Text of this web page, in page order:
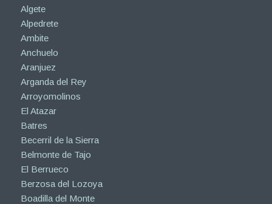
Algete
Alpedrete
Ambite
Anchuelo
Aranjuez
Arganda del Rey
Arroyomolinos
El Atazar
Batres
Becerril de la Sierra
Belmonte de Tajo
El Berrueco
Berzosa del Lozoya
Boadilla del Monte